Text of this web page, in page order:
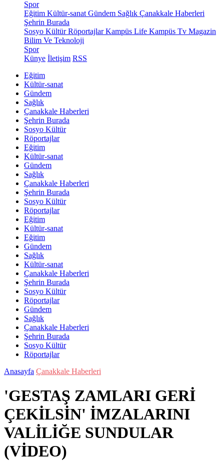
Spor
Eğitim Kültür-sanat Gündem Sağlık Çanakkale Haberleri
Şehrin Burada
Sosyo KültürRöportajlarKampüs Life Kampüs Tv Magazin
Bilim Ve Teknoloji
Spor
Künye İletişim RSS
Eğitim
Kültür-sanat
Gündem
Sağlık
Çanakkale Haberleri
Şehrin Burada
Sosyo Kültür
Röportajlar
Eğitim
Kültür-sanat
Gündem
Sağlık
Çanakkale Haberleri
Şehrin Burada
Sosyo Kültür
Röportajlar
Eğitim
Kültür-sanat
Eğitim
Gündem
Sağlık
Kültür-sanat
Çanakkale Haberleri
Şehrin Burada
Sosyo Kültür
Röportajlar
Gündem
Sağlık
Çanakkale Haberleri
Şehrin Burada
Sosyo Kültür
Röportajlar
Anasayfa Çanakkale Haberleri
'GESTAŞ ZAMLARI GERİ
ÇEKİLSİN' İMZALARINI
VALİLİĞE SUNDULAR
(VİDEO)